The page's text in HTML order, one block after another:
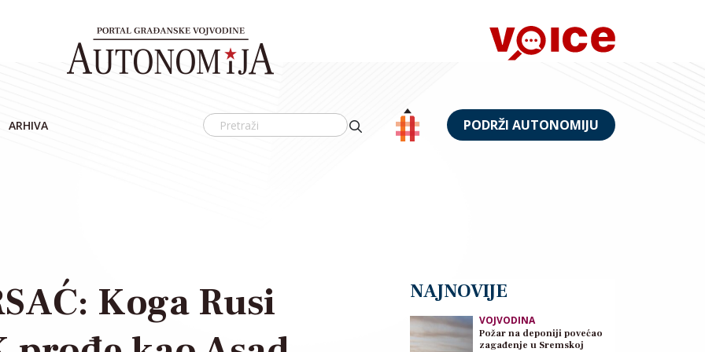
ARHIVA PODRŽI AUTONOMIJU
Koga Rusi
NAJNOVIJE
VOJVODINA
Požar na deponiji povećao
zagađenje u Sremskoj